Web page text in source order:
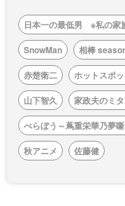
日本一の最低男 ※私の家
SnowMan
相棒
赤楚衛二
ホットスポ
山下智久
家政夫のミ
べらぼう～蔦重栄華乃夢
秋アニメ
佐藤健